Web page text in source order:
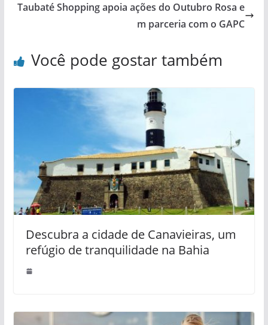
Taubaté Shopping apoia ações do Outubro Rosa e
m parceria com o GAPC
Você pode gostar também
Descubra a cidade de Canavieiras, um
refúgio de tranquilidade na Bahia